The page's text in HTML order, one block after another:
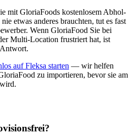
mit GloriaFoods kostenlosem Abhol-
etwas anderes brauchten, tut es fast
Wenn GloriaFood Sie bei
Multi-Location frustriert hat, ist
auf Fleksa starten — wir helfen
zu importieren, bevor sie am